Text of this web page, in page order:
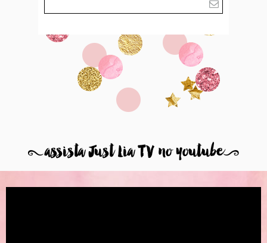
8assista Just Lia TV no youtube9